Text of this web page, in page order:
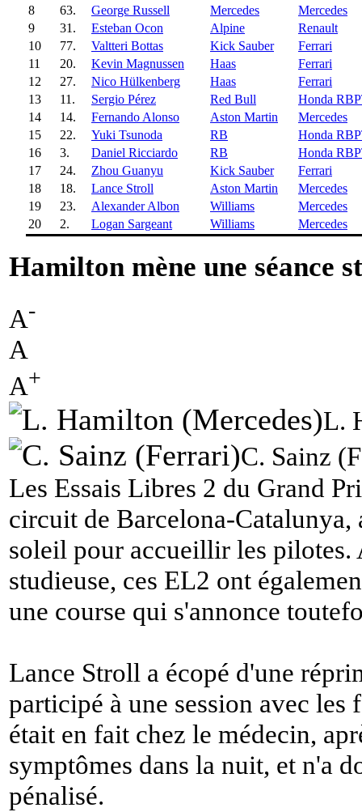
8
63. George Russell Mercedes
Mercedes
9
31. Esteban Ocon Alpine
Renault
10
77. Valtteri Bottas Kick Sauber
Ferrari
11
20. Kevin Magnussen Haas
Ferrari
12
27. Nico Hülkenberg Haas
Ferrari
13
11. Sergio Pérez Red Bull
Honda
14
14. Fernando Alonso Aston Martin
Mercedes
15
22. Yuki Tsunoda RB
Honda
16
3. Daniel Ricciardo RB
Honda
17
24. Zhou Guanyu Kick Sauber
Ferrari
18
18. Lance Stroll Aston Martin
Mercedes
19
23. Alexander Albon Williams
Mercedes
20
2. Logan Sargeant Williams Mercedes
Hamilton mène une séance
A-
A
A+
L.
C. Sainz
Les Essais Libres 2 du Grand
circuit de Barcelona-Catalunya,
soleil pour accueillir les pilotes.
studieuse, ces EL2 ont
une course qui s'annonce
Lance Stroll a écopé d'une
participé à une session avec
était en fait chez le médecin,
symptômes dans la nuit, et n'a
pénalisé.